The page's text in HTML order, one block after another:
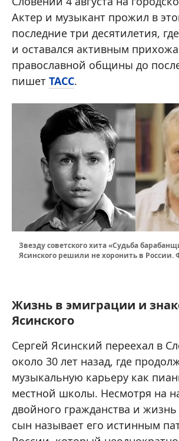
Актер и музыкант прожил в
последние три десятилетия,
и оставался активным
православной общины до
пишет ТАСС.
Звезду советского хита «Судьба
Ясинского решили не хоронить в России.
Жизнь в эмиграции и
Ясинского
Сергей Ясинский переехал в
около 30 лет назад, где
музыкальную карьеру как
местной школы. Несмотря на
двойного гражданства и
сын называет его истинным